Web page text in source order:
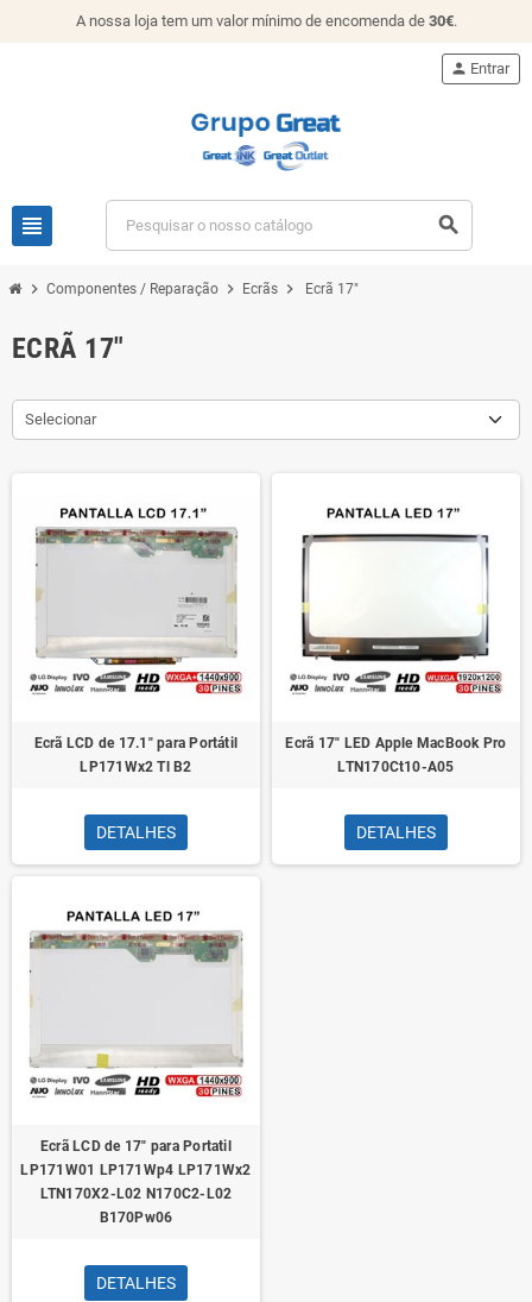
A nossa loja tem um valor mínimo de encomenda de 30€.
view_headline search
person Entrar
chevron_right Componentes / Reparação chevron_right Ecrãs chevron_right Ecrã 17"
ECRÃ 17"
Selecionar
Ecrã LCD de 17.1" para Portátil
LP171Wx2 Tl B2
DETALHES
Ecrã 17" LED Apple MacBook Pro
LTN170Ct10-A05
DETALHES
Ecrã LCD de 17" para Portatil
LP171W01 LP171Wp4 LP171Wx2
LTN170X2-L02 N170C2-L02
B170Pw06
DETALHES